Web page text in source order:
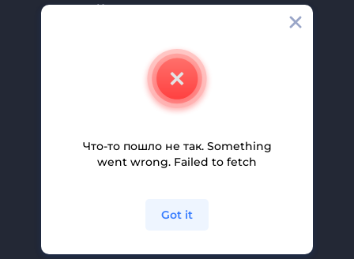
Компания
Свяжитесь С Нами
Помощь И Поддержка
Партнерская Программа
Политика Конфиденциальности
Что-то пошло не так. Something
went wrong. Failed to fetch
Got it